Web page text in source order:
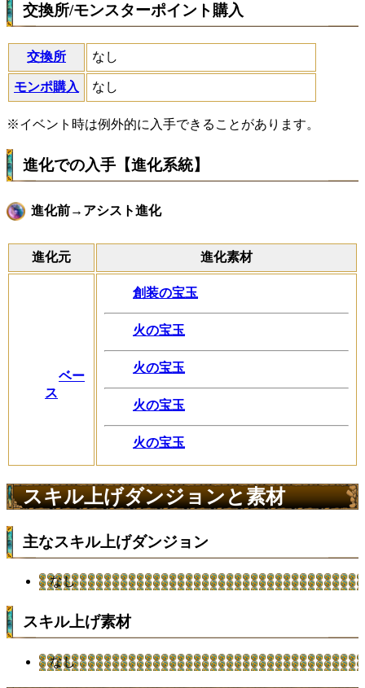
交換所/モンスターポイント購入
交換所 なし
モンポ購入 なし
※イベント時は例外的に入手できることがあります。
進化での入手【進化系統】
進化前→アシスト進化
進化元 進化素材
ベー
ス
創装の宝玉
火の宝玉
火の宝玉
火の宝玉
火の宝玉
スキル上げダンジョンと素材
主なスキル上げダンジョン
なし
スキル上げ素材
なし